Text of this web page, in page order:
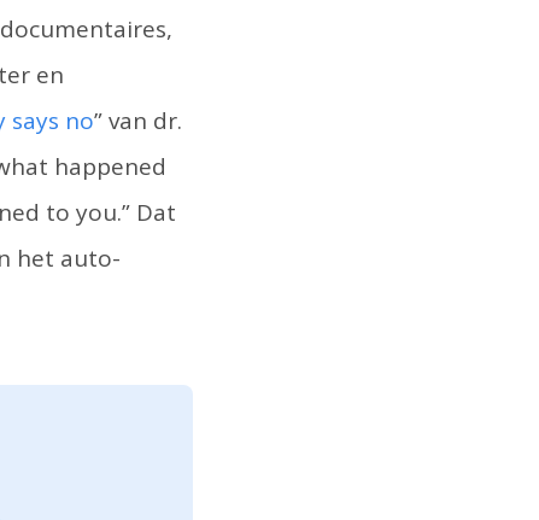
en
says no” van dr.
happened
to you.” Dat
het auto-